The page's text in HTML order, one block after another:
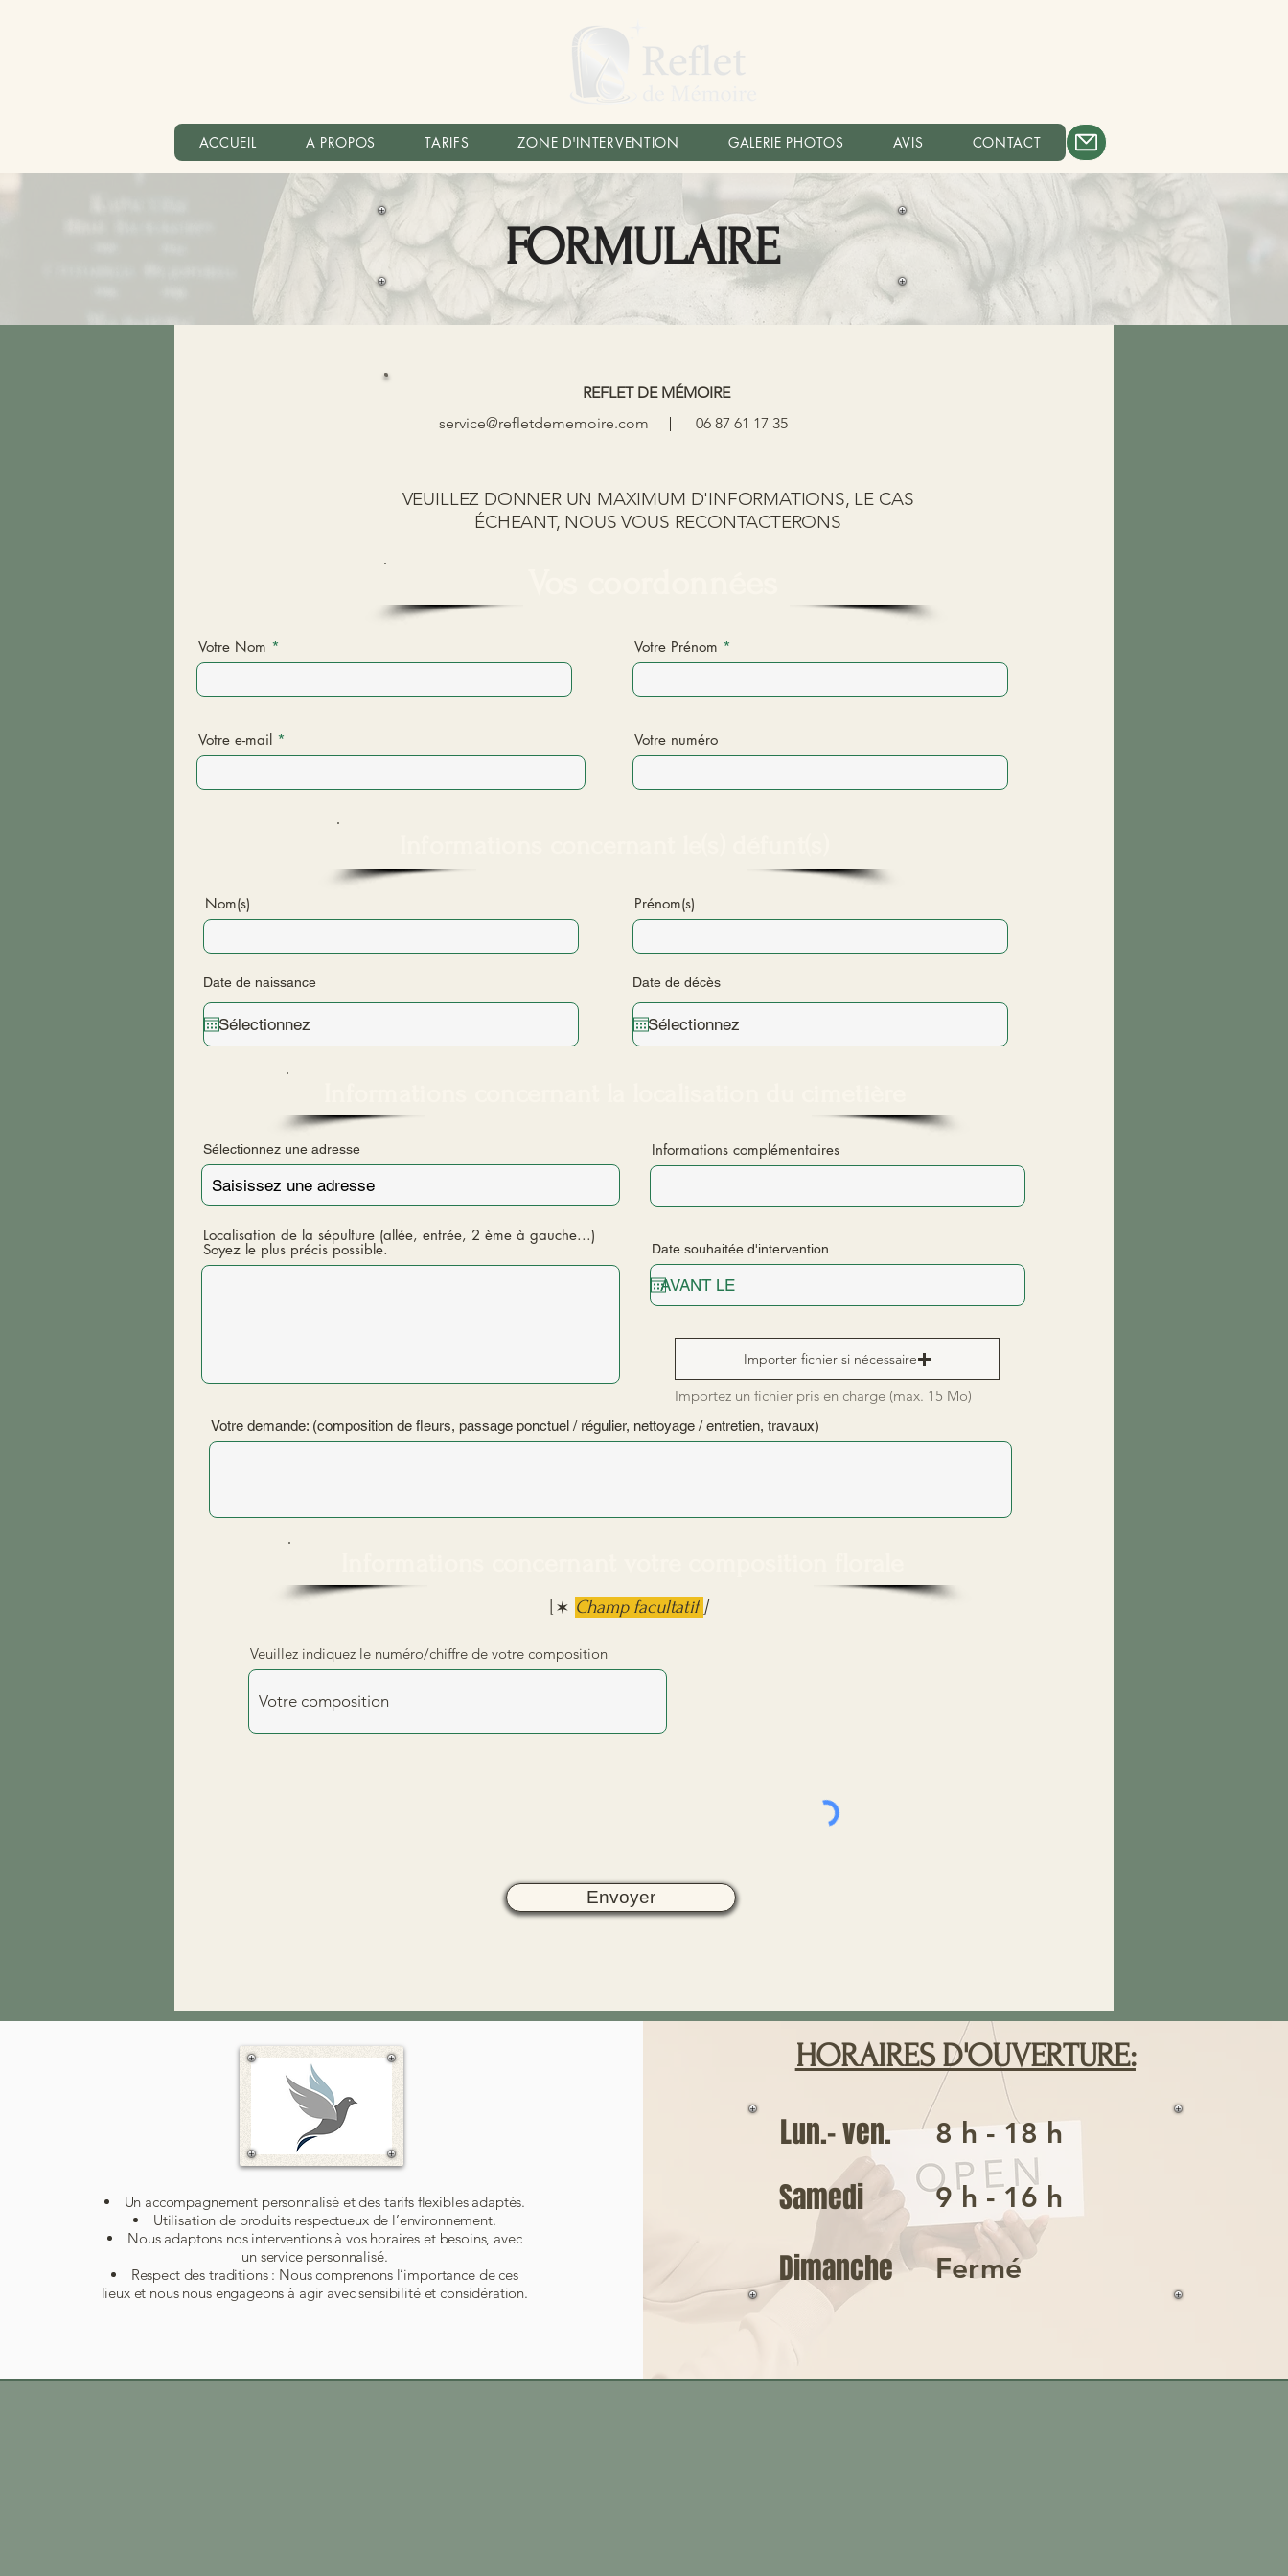
ACCUEIL A PROPOS TARIFS ZONE D'INTERVENTION GALERIE PHOTOS AVIS CONTACT
FORMULAIRE
REFLET DE MÉMOIRE
service@refletdememoire.com
06 87 61 17 35
VEUILLEZ DONNER UN MAXIMUM D'INFORMATIONS, LE CAS
ÉCHEANT, NOUS VOUS RECONTACTERONS
Votre Nom
Votre e-mail
Votre Prénom
Votre numéro
Nom(s)
Date de naissance
Prénom(s)
Date de décès
Sélectionnez une adresse
Localisation de la sépulture (allée, entrée, 2 ème à gauche...)
Soyez le plus précis possible.
Informations complémentaires
Date souhaitée d'intervention
Importer fichier si nécessaire
Importez un fichier pris en charge (max. 15 Mo)
Votre demande: (composition de fleurs, passage ponctuel / régulier, nettoyage / entretien, travaux)
Champ facultatif ]
*
Veuillez indiquez le numéro/chiffre de votre composition
Envoyer
Un accompagnement personnalisé et des tarifs flexibles adaptés.
Utilisation de produits respectueux de l’environnement.
Nous adaptons nos interventions à vos horaires et besoins, avec
un service personnalisé.
Respect des traditions : Nous comprenons l’importance de ces
lieux et nous nous engageons à agir avec sensibilité et considération.
HORAIRES D'OUVERTURE:
Lun.- ven. 8 h - 18 h
Samedi 9 h - 16 h
Dimanche Fermé